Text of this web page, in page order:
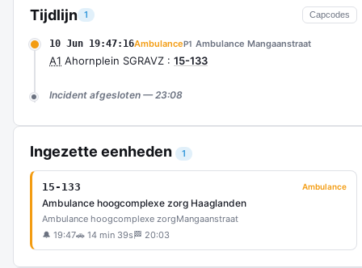
Tijdlijn 1 Capcodes
10 Jun 19:47:16AmbulanceP1 Ambulance Mangaanstraat
A1 Ahornplein SGRAVZ : 15-133
Incident afgesloten — 23:08
Ingezette eenheden 1
15-133 Ambulance
Ambulance hoogcomplexe zorg Haaglanden
Ambulance hoogcomplexe zorgMangaanstraat
🔔 19:47🚗 14 min 39s 🏁 20:03